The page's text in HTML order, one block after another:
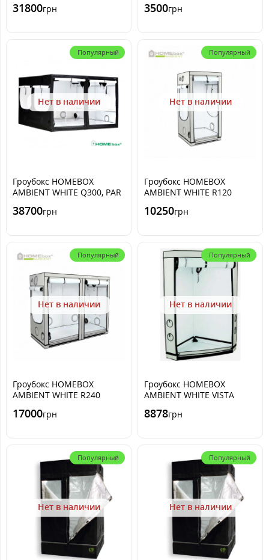
31800грн 3500грн
Популярный
Нет в наличии
Гроубокс HOMEBOX
AMBIENT WHITE Q300, PAR
38700грн
Популярный
Нет в наличии
Гроубокс HOMEBOX
AMBIENT WHITE R120
10250грн
Популярный
Нет в наличии
Гроубокс HOMEBOX
AMBIENT WHITE R240
17000грн
Популярный
Нет в наличии
Гроубокс HOMEBOX
AMBIENT WHITE VISTA
8878грн
Популярный
Нет в наличии
Популярный
Нет в наличии